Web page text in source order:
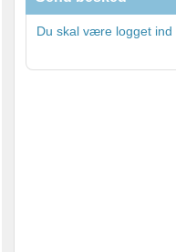
Du skal være logget